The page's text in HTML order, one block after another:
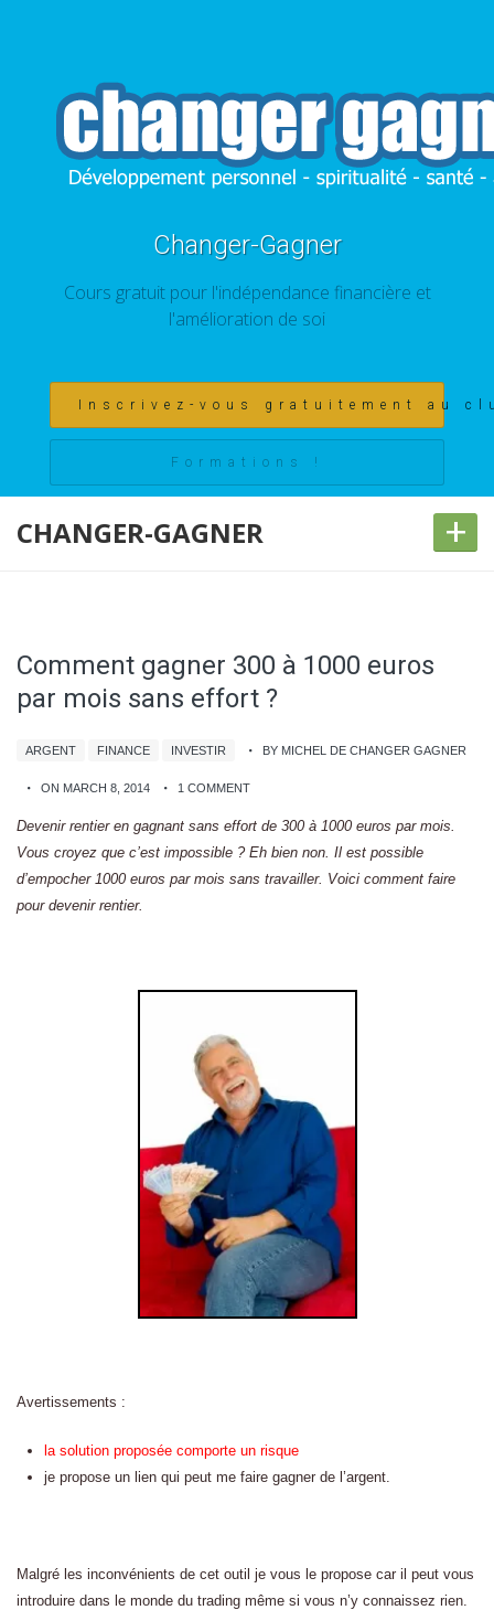
Changer-Gagner
Cours gratuit pour l'indépendance financière et
l'amélioration de soi
Inscrivez-vous gratuitement au
Formations !
CHANGER-GAGNER +
Comment gagner 300 à 1000 euros
par mois sans effort ?
ARGENT FINANCE INVESTIR BY MICHEL DE CHANGER GAGNER
ON MARCH 8, 2014 1 COMMENT
Devenir rentier en gagnant sans effort de 300 à 1000 euros par mois.
Vous croyez que c’est impossible ? Eh bien non. Il est possible
d’empocher 1000 euros par mois sans travailler. Voici comment faire
pour devenir rentier.
Avertissements :
la solution proposée comporte un risque
je propose un lien qui peut me faire gagner de l’argent.
Malgré les inconvénients de cet outil je vous le propose car il peut vous
introduire dans le monde du trading même si vous n’y connaissez rien.